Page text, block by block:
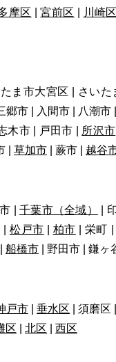
摩区 |宮前区 川崎区
たま市大宮区 | さいた
郷市 | 入間市 | 八潮市
木市 | 戸田市 | 所沢市
| 草加市 | 蕨市 | 越谷
| 千葉市（全域）
|
|松戸市 柏市 | 栄町
船橋市 | 野田市 | 鎌ヶ
戸市| 垂水区 | 須磨区
区 北区 西区